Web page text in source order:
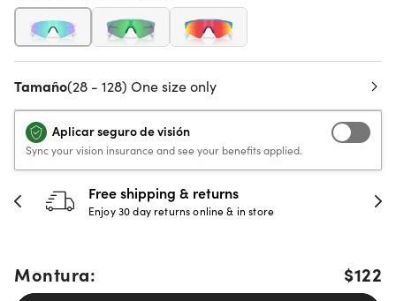
Tamaño(28 - 128) One size only
Aplicar seguro de visión
Sync your vision insurance and see your benefits applied.
Free shipping & returns
Enjoy 30 day returns online & in store
Montura:
$122